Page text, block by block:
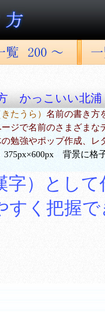
かっこいい北浦
きたうら） 名前の書き方
ージで名前のさまざまな
勉強やポップ作成、レ
背景に格
字）とし
すく把握